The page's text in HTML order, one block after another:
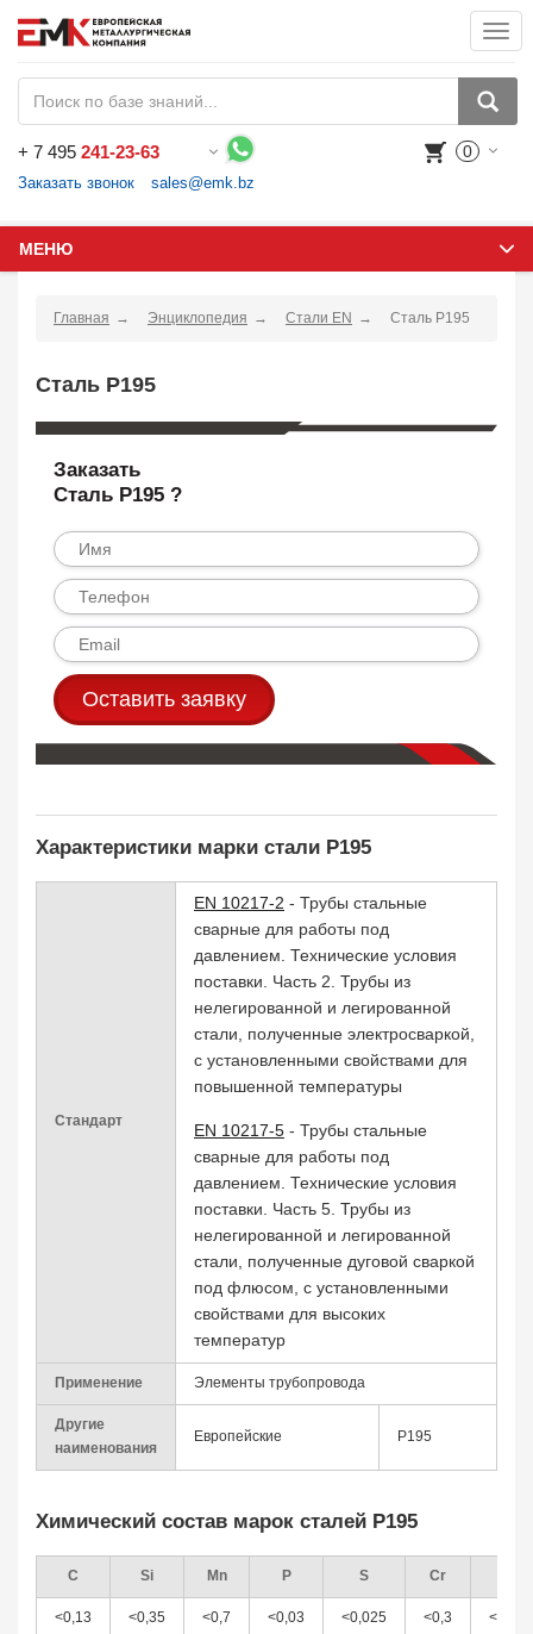
+ 7 495 241-23-63
Заказать звонок sales@emk.bz
0
МЕНЮ
Главная Энциклопедия Стали EN Сталь P195
Сталь P195
Заказать
Сталь P195 ?
Оставить заявку
Характеристики марки стали P195
Стандарт
EN 10217-2 - Трубы стальные
сварные для работы под
давлением. Технические условия
поставки. Часть 2. Трубы из
нелегированной и легированной
стали, полученные электросваркой,
с установленными свойствами для
повышенной температуры
EN 10217-5 - Трубы стальные
сварные для работы под
давлением. Технические условия
поставки. Часть 5. Трубы из
нелегированной и легированной
стали, полученные дуговой сваркой
под флюсом, с установленными
свойствами для высоких
температур
Применение Элементы трубопровода
Другие
наименования
Европейские P195
Химический состав марок сталей P195
С Si Mn P S Cr
<0,13 <0,35 <0,7 <0,03 <0,025 <0,3 <0,08